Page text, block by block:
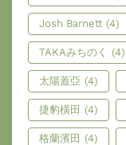
Josh Barnett (4)
TAKAみちのく (4)
太陽蓋亞 (4)
捷豹橫田 (4)
格蘭濱田 (4)